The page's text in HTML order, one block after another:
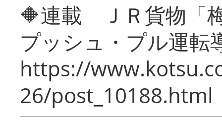
🔶連載 ＪＲ貨物「
プッシュ・プル運転
https://
26/post_10188.html